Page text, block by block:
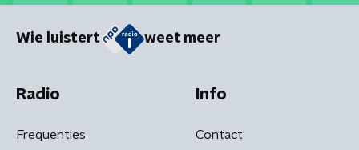
Wie luistert weet meer
Radio
Frequenties
Info
Contact